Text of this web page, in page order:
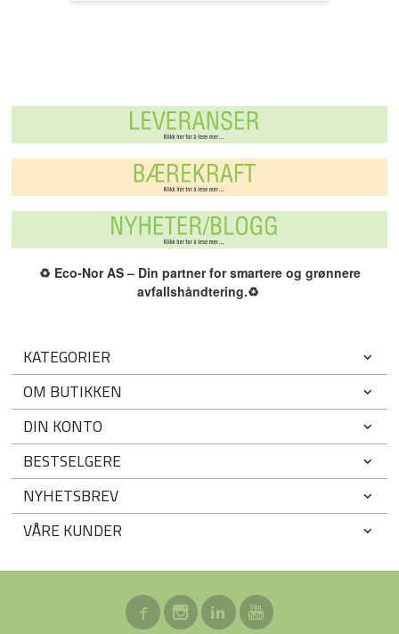
♻️ Eco-Nor AS – Din partner for smartere og grønnere
avfallshåndtering.♻️
KATEGORIER
OM BUTIKKEN
DIN KONTO
BESTSELGERE
NYHETSBREV
VÅRE KUNDER